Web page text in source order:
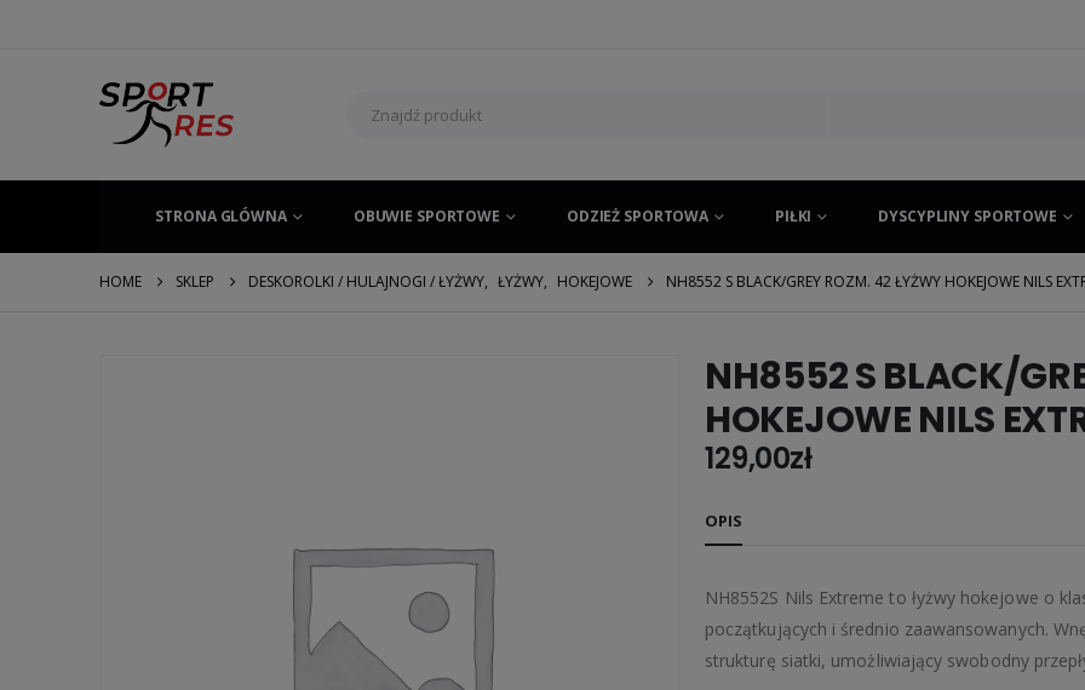
STRONA GLÓWNA OBUWIE SPORTOWE ODZIEŻ SPORTOWA PIŁKI DYSCYPLINY SPORTOWE
HOME SKLEP DESKOROLKI / HULAJNOGI / ŁYŻWY, ŁYŻWY, HOKEJOWE NH8552 S BLACK/GREY ROZM. 42 ŁYŻWY HOKEJOWE NILS
NH8552 S BLACK/
HOKEJOWE NILS
129,00zł
OPIS
NH8552S Nils Extreme to łyżwy hokejowe o
początkujących i średnio zaawansowanych.
strukturę siatki, umożliwiający swobodny